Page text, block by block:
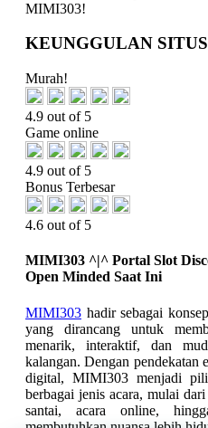
MIMI303!
KEUNGGULAN
Murah!
4.9 out of 5
Game online
4.9 out of 5
Bonus Terbesar
4.6 out of 5
MIMI303 ^|^ Portal Slot
Open Minded Saat Ini
MIMI303 hadir sebagai
yang dirancang untuk
menarik, interaktif, dan
kalangan. Dengan pendekatan
digital, MIMI303 menjadi
berbagai jenis acara, mulai
santai, acara online,